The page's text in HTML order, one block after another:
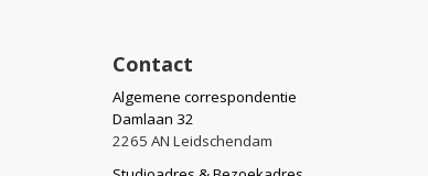
Contact
Algemene correspondentie
Damlaan 32
2265 AN Leidschendam